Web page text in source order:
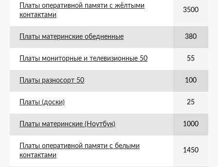
Платы оперативной памяти с жёлтыми
контактами
3500
Платы материнские обедненные 380
Платы мониторные и телевизионные 50 55
Платы разносорт 50 100
Платы (доски) 25
Платы материнские (Ноутбук) 1000
Платы оперативной памяти с белыми
контактами
1450